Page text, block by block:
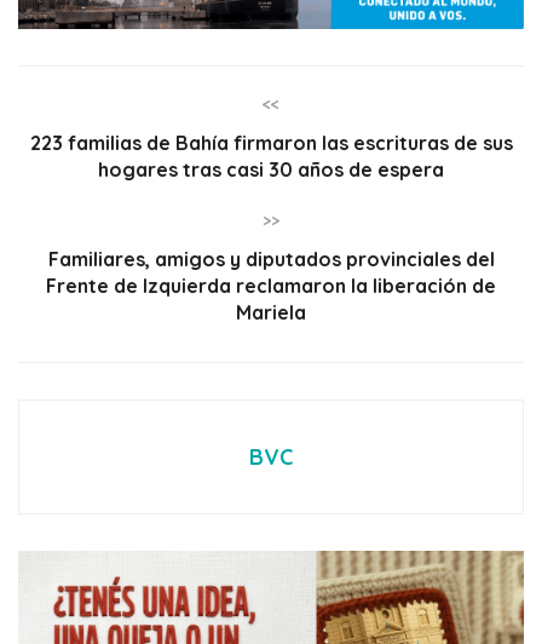
<<
223 familias de Bahía firmaron las escrituras de sus
hogares tras casi 30 años de espera
>>
Familiares, amigos y diputados provinciales del
Frente de Izquierda reclamaron la liberación de
Mariela
BVC